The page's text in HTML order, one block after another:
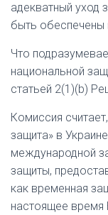
адекватный уход
быть
Что
национальной
статьей 2(1)(b)
Комиссия
защита» в
международной
защиты,
как временная
настоящее